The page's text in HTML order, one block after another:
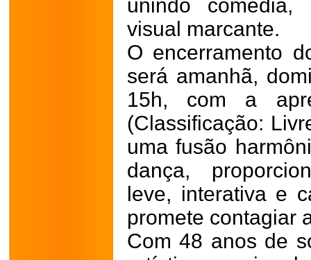
unindo
visual marcante.
O encerramento
será amanhã,
15h, com a
(Classificação:
uma fusão
dança,
leve, interativa e
promete contagiar
Com 48 anos de